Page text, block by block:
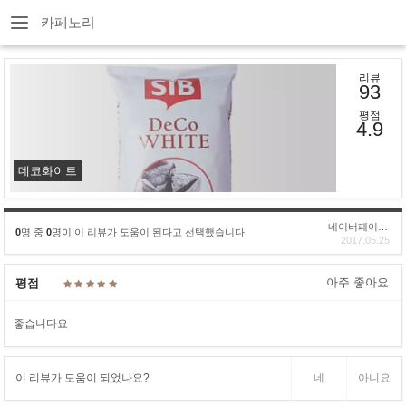
카페노리
데코화이트
리뷰
93
평점
4.9
0명 중 0명이 이 리뷰가 도움이 된다고 선택했습니다
2017.05.25
평점 아주 좋아요
좋습니다요
이 리뷰가 도움이 되었나요? 네 아니요